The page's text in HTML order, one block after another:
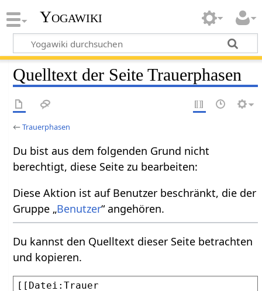
Yogawiki
Quelltext der Seite Trauerphasen
←Trauerphasen
Du bist aus dem folgenden Grund nicht
berechtigt, diese Seite zu bearbeiten:
Diese Aktion ist auf Benutzer beschränkt, die der
Gruppe „Benutzer“ angehören.
Du kannst den Quelltext dieser Seite betrachten
und kopieren.